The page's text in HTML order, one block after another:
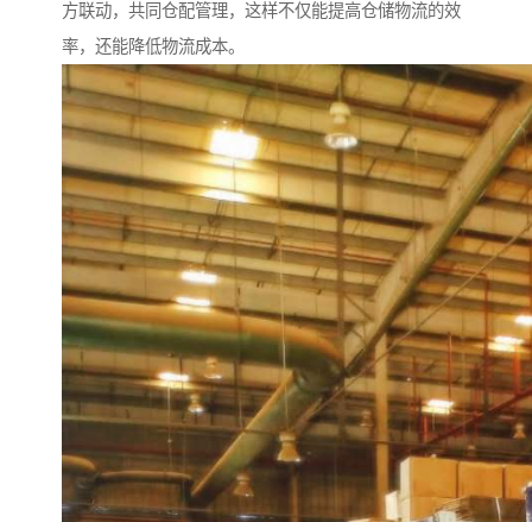
方联动，共同仓配管理，这样不仅能提高仓储物流的效
率，还能降低物流成本。